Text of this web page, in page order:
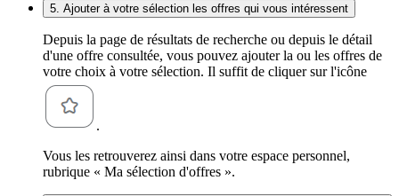
5. Ajouter à votre sélection les offres qui vous intéressent
Depuis la page de résultats de recherche ou depuis le détail
d'une offre consultée, vous pouvez ajouter la ou les offres de
votre choix à votre sélection. Il suffit de cliquer sur l'icône
.
Vous les retrouverez ainsi dans votre espace personnel,
rubrique « Ma sélection d'offres ».